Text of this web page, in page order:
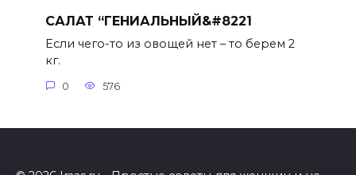
САЛАТ “ГЕНИАЛЬНЫЙ&#8221
Если чего-то из овощей нет – то берем 2
кг.
0 576